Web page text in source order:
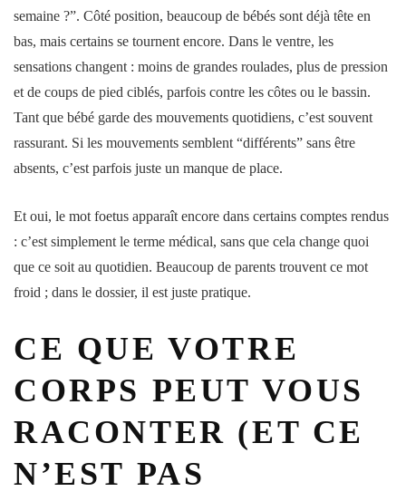
semaine ?”. Côté position, beaucoup de bébés sont déjà tête en
bas, mais certains se tournent encore. Dans le ventre, les
sensations changent : moins de grandes roulades, plus de pression
et de coups de pied ciblés, parfois contre les côtes ou le bassin.
Tant que bébé garde des mouvements quotidiens, c’est souvent
rassurant. Si les mouvements semblent “différents” sans être
absents, c’est parfois juste un manque de place.
Et oui, le mot foetus apparaît encore dans certains comptes rendus
: c’est simplement le terme médical, sans que cela change quoi
que ce soit au quotidien. Beaucoup de parents trouvent ce mot
froid ; dans le dossier, il est juste pratique.
CE QUE VOTRE
CORPS PEUT VOUS
RACONTER (ET CE
N’EST PAS